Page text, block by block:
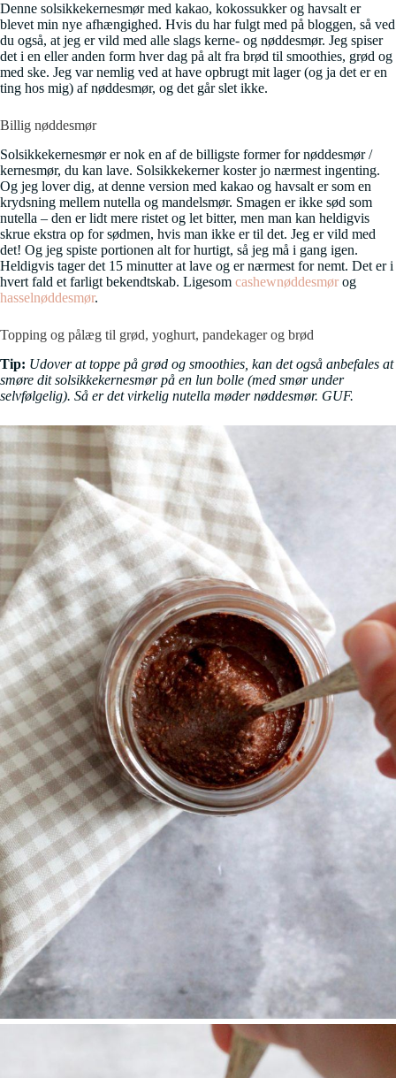
Denne solsikkekernesmør med kakao, kokossukker og havsalt er
blevet min nye afhængighed. Hvis du har fulgt med på bloggen, så ved
du også, at jeg er vild med alle slags kerne- og nøddesmør. Jeg spiser
det i en eller anden form hver dag på alt fra brød til smoothies, grød og
med ske. Jeg var nemlig ved at have opbrugt mit lager (og ja det er en
ting hos mig) af nøddesmør, og det går slet ikke.
Billig nøddesmør
Solsikkekernesmør er nok en af de billigste former for nøddesmør /
kernesmør, du kan lave. Solsikkekerner koster jo nærmest ingenting.
Og jeg lover dig, at denne version med kakao og havsalt er som en
krydsning mellem nutella og mandelsmør. Smagen er ikke sød som
nutella – den er lidt mere ristet og let bitter, men man kan heldigvis
skrue ekstra op for sødmen, hvis man ikke er til det. Jeg er vild med
det! Og jeg spiste portionen alt for hurtigt, så jeg må i gang igen.
Heldigvis tager det 15 minutter at lave og er nærmest for nemt. Det er i
hvert fald et farligt bekendtskab. Ligesom cashewnøddesmør og
hasselnøddesmør.
Topping og pålæg til grød, yoghurt, pandekager og brød
Tip: Udover at toppe på grød og smoothies, kan det også anbefales at
smøre dit solsikkekernesmør på en lun bolle (med smør under
selvfølgelig). Så er det virkelig nutella møder nøddesmør. GUF.